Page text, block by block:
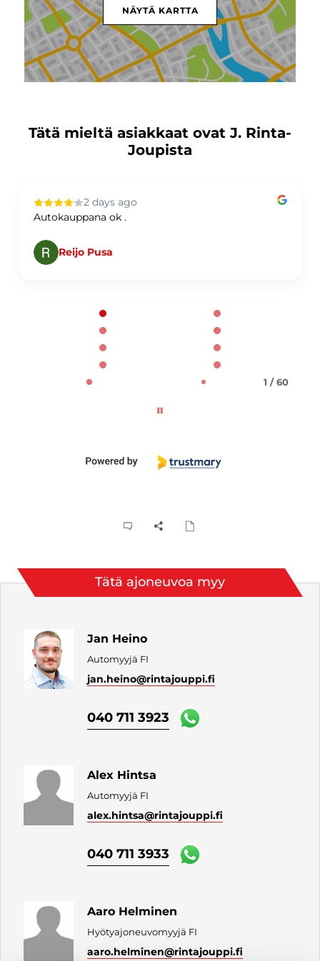
NÄYTÄ KARTTA
Tätä mieltä asiakkaat ovat J. Rinta-
Joupista
2 days ago
Autokauppana ok .
Reijo Pusa
1 / 60
Tätä ajoneuvoa myy
Jan Heino
Automyyjä FI
jan.heino@rintajouppi.fi
040 711 3923
Alex Hintsa
Automyyjä FI
alex.hintsa@rintajouppi.fi
040 711 3933
Aaro Helminen
Hyötyajoneuvomyyjä FI
aaro.helminen@rintajouppi.fi